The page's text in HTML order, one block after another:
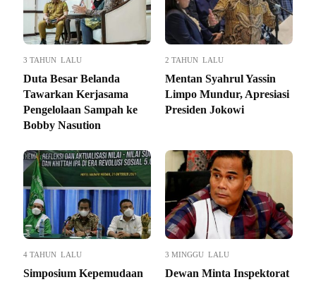
3 TAHUN LALU
Duta Besar Belanda
Tawarkan Kerjasama
Pengelolaan Sampah ke
Bobby Nasution
2 TAHUN LALU
Mentan Syahrul Yassin
Limpo Mundur, Apresiasi
Presiden Jokowi
4 TAHUN LALU
Simposium Kepemudaan
3 MINGGU LALU
Dewan Minta Inspektorat